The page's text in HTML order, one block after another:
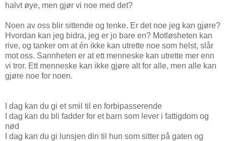
halvt øye, men gjør vi noe med det?
Noen av oss blir sittende og tenke. Er det noe jeg kan gjøre?
Hvordan kan jeg bidra, jeg er jo bare en? Motløsheten kan
rive, og tanker om at én ikke kan utrette noe som helst, slår
mot oss. Sannheten er at ett menneske kan utrette mer enn
vi tror. Ett menneske kan ikke gjøre alt for alle, men alle kan
gjøre noe for noen.
I dag kan du gi et smil til en forbipasserende
I dag kan du bli fadder for et barn som lever i fattigdom og
nød
I dag kan du gi lunsjen din til hun som sitter på gaten og